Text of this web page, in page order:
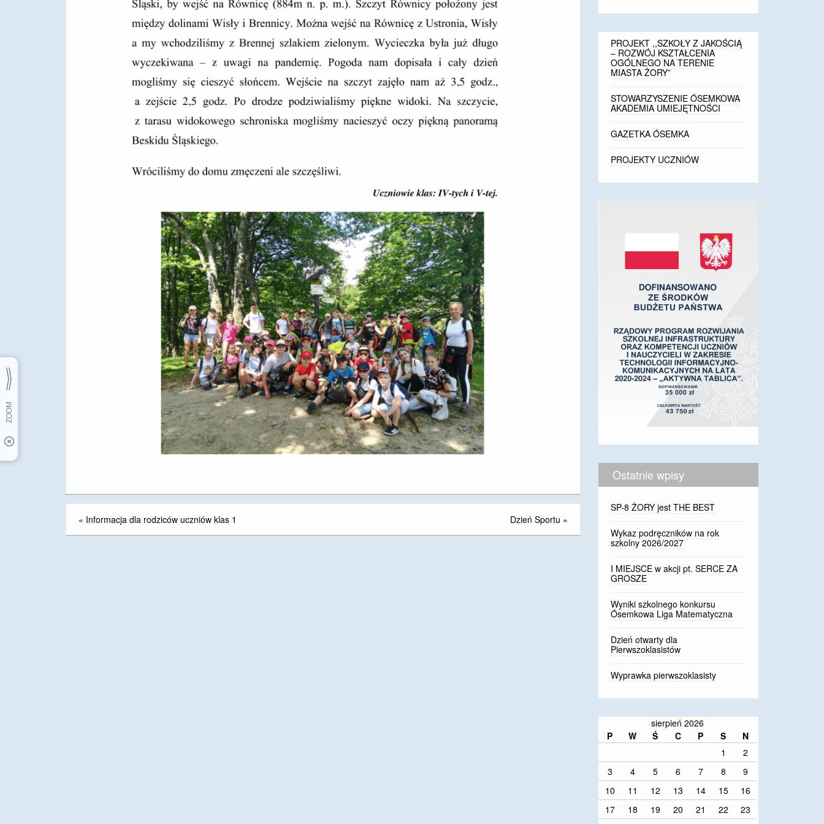
« Informacja dla rodziców uczniów klas 1 Dzień Sportu »
PROJEKT ,,SZKOŁY Z JAKOŚCIĄ
– ROZWÓJ KSZTAŁCENIA
OGÓLNEGO NA TERENIE
MIASTA ŻORY”
STOWARZYSZENIE ÓSEMKOWA
AKADEMIA UMIEJĘTNOŚCI
GAZETKA ÓSEMKA
PROJEKTY UCZNIÓW
Ostatnie wpisy
SP-8 ŻORY jest THE BEST
Wykaz podręczników na rok
szkolny 2026/2027
I MIEJSCE w akcji pt. SERCE ZA
GROSZE
Wyniki szkolnego konkursu
Ósemkowa Liga Matematyczna
Dzień otwarty dla
Pierwszoklasistów
Wyprawka pierwszoklasisty
sierpień 2026
P
W Ś C P S
N
1
2
3
4 5 6 7 8
9
10
11 12 13 14 15
16
17
18 19 20 21 22
23